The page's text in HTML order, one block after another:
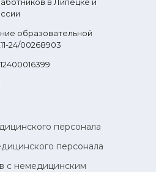
образовательной
24/00268903
персонала
персонала
с немедицинским